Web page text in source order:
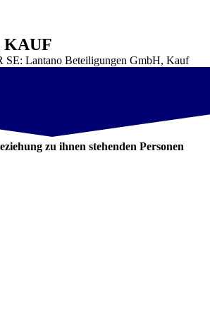
KAUF
Lantano Beteiligungen GmbH, Kauf
zu ihnen stehenden Personen